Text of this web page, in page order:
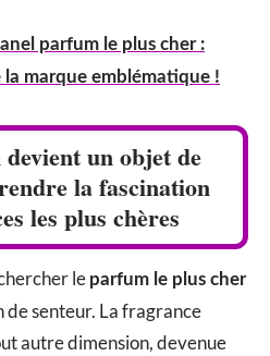
parfum le plus cher :
marque emblématique !
un objet de
la fascination
les plus chères
le parfum le plus cher
de senteur. La fragrance
autre dimension, devenue